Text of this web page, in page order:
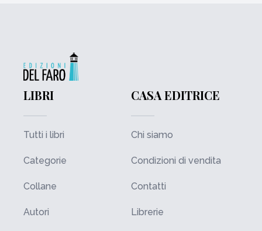
LIBRI
Tutti i libri
Categorie
Collane
Autori
CASA EDITRICE
Chi siamo
Condizioni di vendita
Contatti
Librerie